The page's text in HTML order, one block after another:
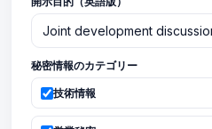
秘密情報のカテゴリー
技術情報